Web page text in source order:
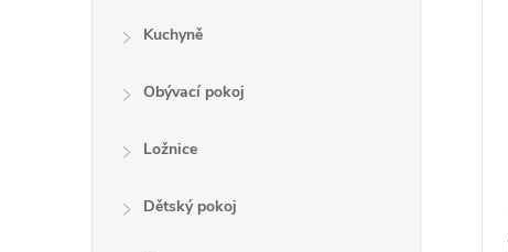
Kuchyně
Obývací pokoj
Ložnice
Dětský pokoj